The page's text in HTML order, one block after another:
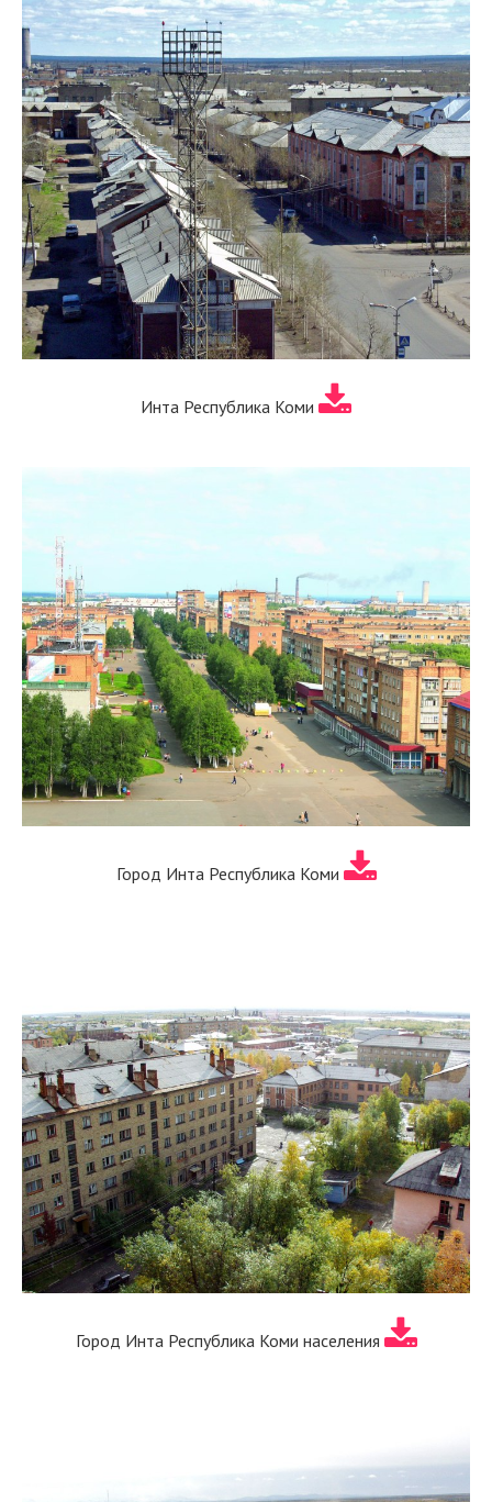
Инта Республика Коми
Город Инта Республика Коми
Город Инта Республика Коми населения